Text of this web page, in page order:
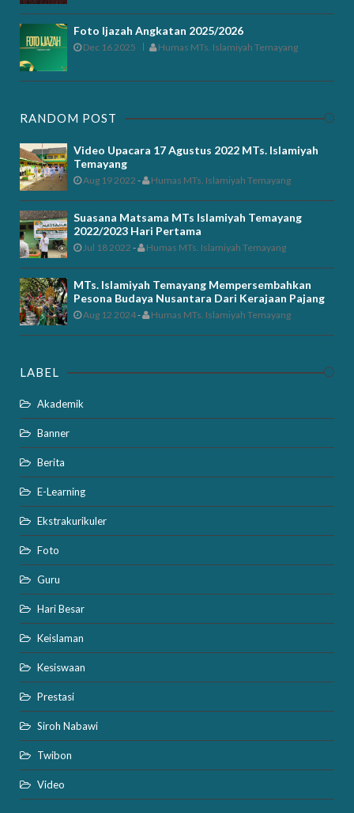
Foto Ijazah Angkatan 2025/2026
Dec 16 2025 Humas MTs. Islamiyah Temayang
RANDOM POST
Video Upacara 17 Agustus 2022 MTs. Islamiyah
Temayang
Aug 19 2022 - Humas MTs. Islamiyah Temayang
Suasana Matsama MTs Islamiyah Temayang
2022/2023 Hari Pertama
Jul 18 2022 - Humas MTs. Islamiyah Temayang
MTs. Islamiyah Temayang Mempersembahkan
Pesona Budaya Nusantara Dari Kerajaan Pajang
Aug 12 2024- Humas MTs. Islamiyah Temayang
LABEL
Akademik
Banner
Berita
E-Learning
Ekstrakurikuler
Foto
Guru
Hari Besar
Keislaman
Kesiswaan
Prestasi
Siroh Nabawi
Twibon
Video